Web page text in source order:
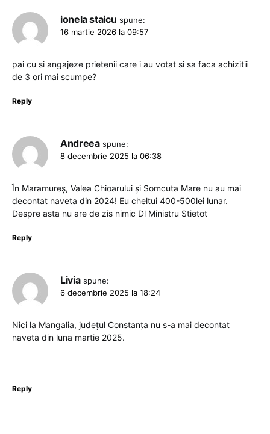
ionela staicu spune:
16 martie 2026 la 09:57
pai cu si angajeze prietenii care i au votat si sa faca achizitii
de 3 ori mai scumpe?
Reply
Andreea spune:
8 decembrie 2025 la 06:38
În Maramureș, Valea Chioarului și Somcuta Mare nu au mai
decontat naveta din 2024! Eu cheltui 400-500lei lunar.
Despre asta nu are de zis nimic Dl Ministru Stietot
Reply
Livia spune:
6 decembrie 2025 la 18:24
Nici la Mangalia, județul Constanța nu s-a mai decontat
naveta din luna martie 2025.
Reply